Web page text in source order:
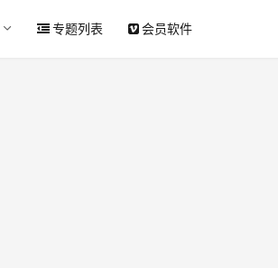
专题列表 会员软件